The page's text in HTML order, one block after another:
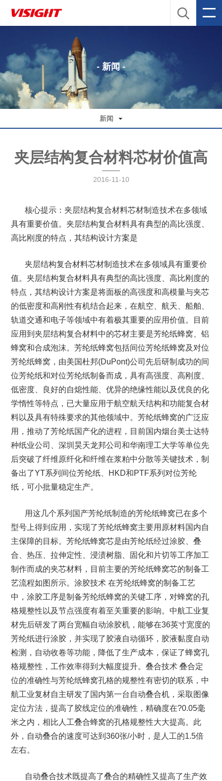
- 新闻 -
新闻
夹层结构复合材料芯材价值高
2016-11-10
核心提示：夹层结构复合材料芯材制造技术在多领域
具有重要价值。夹层结构复合材料具有典型的高比强度、
高比刚度的特点，其结构设计方案是
夹层结构复合材料芯材制造技术在多领域具有重要价
值。夹层结构复合材料具有典型的高比强度、高比刚度的
特点，其结构设计方案是将面板的高强度和高模量与夹芯
的低密度和高刚性有机结合起来，在航空、航天、船舶、
轨道交通和电子等领域中有着极其重要的应用价值。目前
应用到夹层结构复合材料中的芯材主要是芳纶纸蜂窝、铝
蜂窝和合成泡沫。芳纶纸蜂窝包括间位芳纶纸蜂窝及对位
芳纶纸蜂窝，由美国杜邦(DuPont)公司先后研制成功的间
位芳纶纸和对位芳纶纸制备而成，具有高强度、高刚度、
低密度、良好的自熄性能、优异的绝缘性能以及优良的化
学惰性等特点，已大量应用于航空航天结构和功能复合材
料以及具有特殊要求的其他领域中。芳纶纸蜂窝的广泛应
用，推动了芳纶纸国产化的进程，目前国内烟台美士达特
种纸业公司、深圳昊天龙邦公司和华南理工大学等单位先
后突破了纤维原纤化和纤维在浆粕中分散等关键技术，制
备出了YT系列间位芳纶纸、HKD和PTF系列对位芳纶
纸，可小批量稳定生产。
用这几个系列国产芳纶纸制造的芳纶纸蜂窝已在多个
型号上得到应用，实现了芳纶纸蜂窝主要用原材料国内自
主保障的目标。芳纶纸蜂窝芯是由芳纶纸经过涂胶、叠
合、热压、拉伸定性、浸渍树脂、固化和片切等工序加工
制作而成的夹芯材料，目前主要的芳纶纸蜂窝芯的制备工
艺流程如图所示。涂胶技术 在芳纶纸蜂窝的制备工艺
中，涂胶工序是制备芳纶纸蜂窝的关键工序，对蜂窝的孔
格规整性以及节点强度有着至关重要的影响。中航工业复
材先后研发了两台宽幅自动涂胶机，能够在36英寸宽度的
芳纶纸进行涂胶，并实现了胶液自动循环，胶液黏度自动
检测，自动收卷等功能，降低了生产成本，保证了蜂窝孔
格规整性，工作效率得到大幅度提升。叠合技术 叠合定
位的准确性与芳纶纸蜂窝孔格的规整性有密切的联系，中
航工业复材自主研发了国内第一台自动叠合机，采取图像
定位方法，提高了胶线定位的准确性，精确度在?0.05毫
米之内，相比人工叠合蜂窝的孔格规整性大大提高。此
外，自动叠合的速度可达到360张/小时，是人工的1.5倍
左右。
自动叠合技术既提高了叠合的精确性又提高了生产效